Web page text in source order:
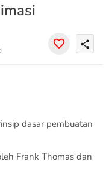
share
dasar pembuatan
Frank Thomas dan